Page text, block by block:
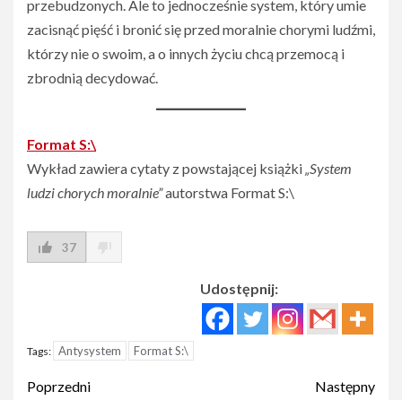
przebudzonych. Ale to jednocześnie system, który umie
zacisnąć pięść i bronić się przed moralnie chorymi ludźmi,
którzy nie o swoim, a o innych życiu chcą przemocą i
zbrodnią decydować.
Format S:\
Wykład zawiera cytaty z powstającej książki„System
ludzi chorych moralnie”autorstwa Format S:\
37
Udostępnij:
Tags: Antysystem Format S:\
Post
Poprzedni
Następny